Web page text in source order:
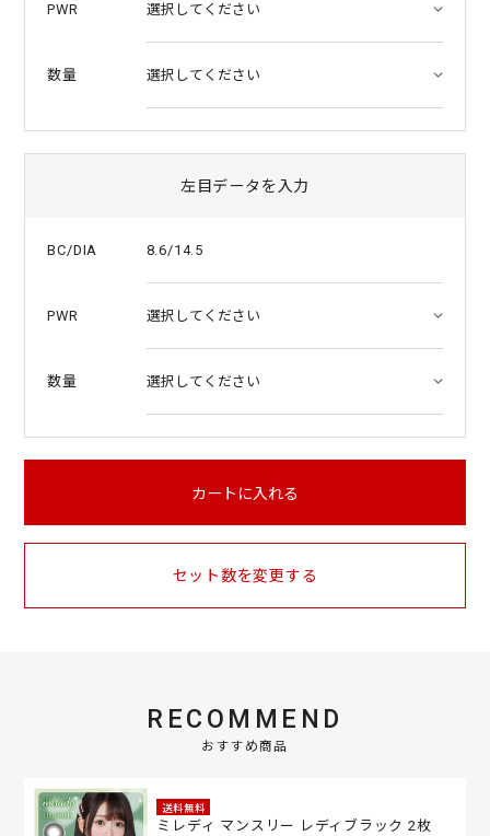
PWR
数量
左目データを入力
BC/DIA 8.6/14.5
PWR
数量
カートに入れる
セット数を変更する
RECOMMEND
おすすめ商品
送料無料
ミレディ マンスリー レディブラック 2枚